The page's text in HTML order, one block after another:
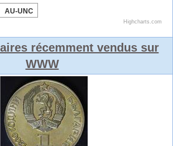
récemment vendus sur
WWW